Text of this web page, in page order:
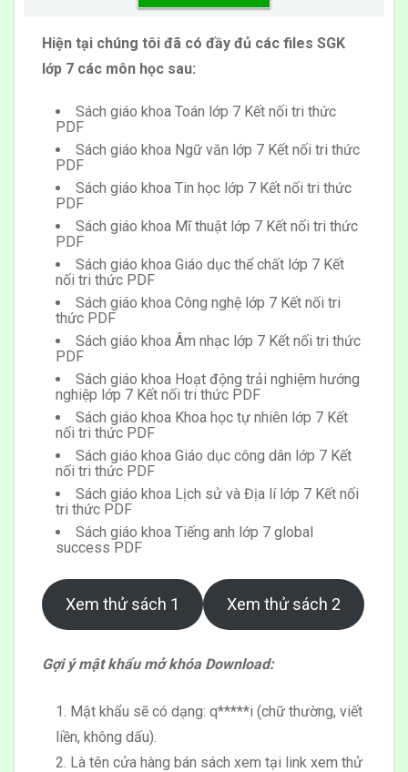
Hiện tại chúng tôi đã có đầy đủ các files SGK
lớp 7 các môn học sau:
Sách giáo khoa Toán lớp 7 Kết nối tri thức
PDF
Sách giáo khoa Ngữ văn lớp 7 Kết nối tri thức
PDF
Sách giáo khoa Tin học lớp 7 Kết nối tri thức
PDF
Sách giáo khoa Mĩ thuật lớp 7 Kết nối tri thức
PDF
Sách giáo khoa Giáo dục thể chất lớp 7 Kết
nối tri thức PDF
Sách giáo khoa Công nghệ lớp 7 Kết nối tri
thức PDF
Sách giáo khoa Âm nhạc lớp 7 Kết nối tri thức
PDF
Sách giáo khoa Hoạt động trải nghiệm hướng
nghiệp lớp 7 Kết nối tri thức PDF
Sách giáo khoa Khoa học tự nhiên lớp 7 Kết
nối tri thức PDF
Sách giáo khoa Giáo dục công dân lớp 7 Kết
nối tri thức PDF
Sách giáo khoa Lịch sử và Địa lí lớp 7 Kết nối
tri thức PDF
Sách giáo khoa Tiếng anh lớp 7 global
success PDF
Xem thử sách 1 Xem thử sách 2
Gợi ý mật khẩu mở khóa Download:
Mật khẩu sẽ có dạng: q*****i (chữ thường, viết
liền, không dấu).
Là tên cửa hàng bán sách xem tại link xem thử